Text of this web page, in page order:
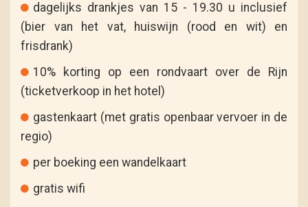
dagelijks drankjes van 15 - 19.30 u inclusief
(bier van het vat, huiswijn (rood en wit) en
frisdrank)
10% korting op een rondvaart over de Rijn
(ticketverkoop in het hotel)
gastenkaart (met gratis openbaar vervoer in de
regio)
per boeking een wandelkaart
gratis wifi